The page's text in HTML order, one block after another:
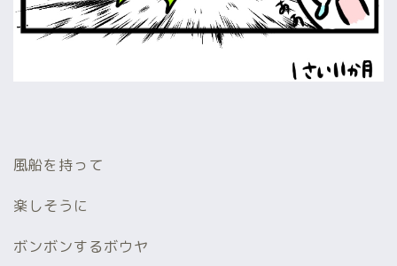
風船を持って
楽しそうに
ボンボンするボウヤ